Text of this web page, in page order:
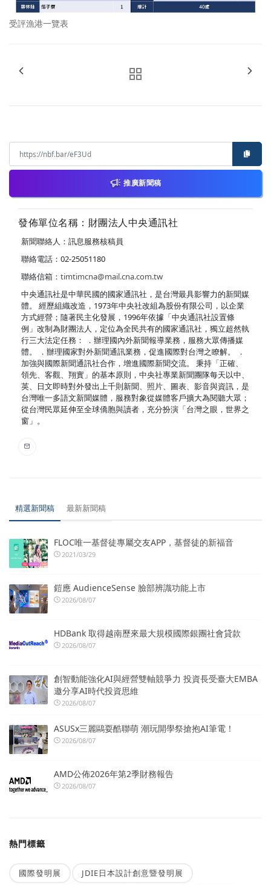
受評漁港一覽表
推廣新聞稿
發佈單位名稱：財團法人中央通訊社
新聞聯絡人：訊息服務核稿員
聯絡電話：02-25051180
聯絡信箱： timtimcna@mail.cna.com.tw
中央通訊社是中華民國的國家通訊社，是台灣最具影響力的新聞媒
體。 經歷組織改造，1973年中央社改組為股份有限公司，以企業
方式經營；隨著民主化發展，1996年依據「中央通訊社設置條
例」改制為財團法人，定位為全民共有的國家通訊社，獨立超然執
行三大法定任務： ．辦理國內外新聞報導業務，服務大眾傳播媒
體。 ．辦理國家對外新聞通訊業務，促進國際對台灣之瞭解。 ．
加強與國際新聞通訊社合作，增進國際新聞交流。 秉持「正確、
領先、客觀、翔實」的基本原則，中央社專業新聞團隊每天以中、
英、日文即時對外發出上千則新聞、照片、圖表、影音與資訊，是
台灣唯一多語文新聞媒體，服務對象從媒體客戶擴大為閱聽大眾；
從台灣民眾延伸至全球僑胞與讀者，充分扮演「台灣之眼，世界之
窗」。
精選新聞稿 最新新聞稿
FLOC唯一基督徒專屬交友APP，基督徒的新福音
2021/03/29
鎧應 AudienceSense 臉部辨識功能上市
2026/08/07
HDBank 取得越南歷來最大規模國際銀團社會貸款
2026/08/07
創智動能強化AI與經營雙軸競爭力 投資長受臺大EMBA
邀分享AI時代投資思維
2026/08/07
ASUSx三麗鷗耍酷聯萌 潮玩開學祭搶抱AI筆電！
2026/08/07
AMD公佈2026年第2季財務報告
2026/08/07
熱門標籤
國際發明展 JDIE日本設計創意暨發明展